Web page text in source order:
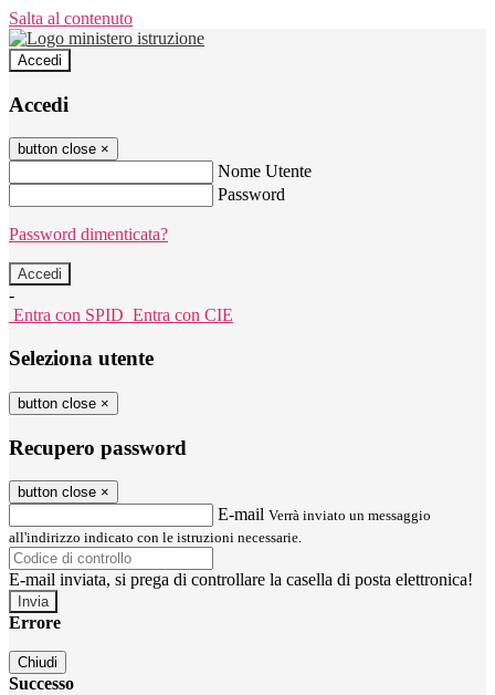
Salta al contenuto
Accedi
Accedi
button close ×
Nome Utente
Password
Password dimenticata?
-
Entra con SPID Entra con CIE
Seleziona utente
button close ×
Recupero password
button close ×
E-mail Verrà inviato un messaggio
all'indirizzo indicato con le istruzioni necessarie.
E-mail inviata, si prega di controllare la casella di posta elettronica!
Errore
Chiudi
Successo